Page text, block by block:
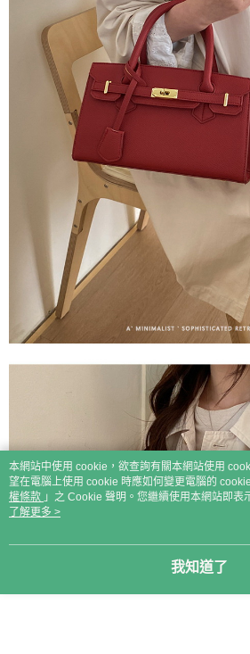
本網站中使用 cookie，欲查詢有關本網站使用
望在電腦上使用 cookie 時應如何變更電腦的
權條款 」之 Cookie 聲明。您繼續使用本網站即表
用條款之 Cookie 聲明使用 cookie。
了解更多 >
我知道了